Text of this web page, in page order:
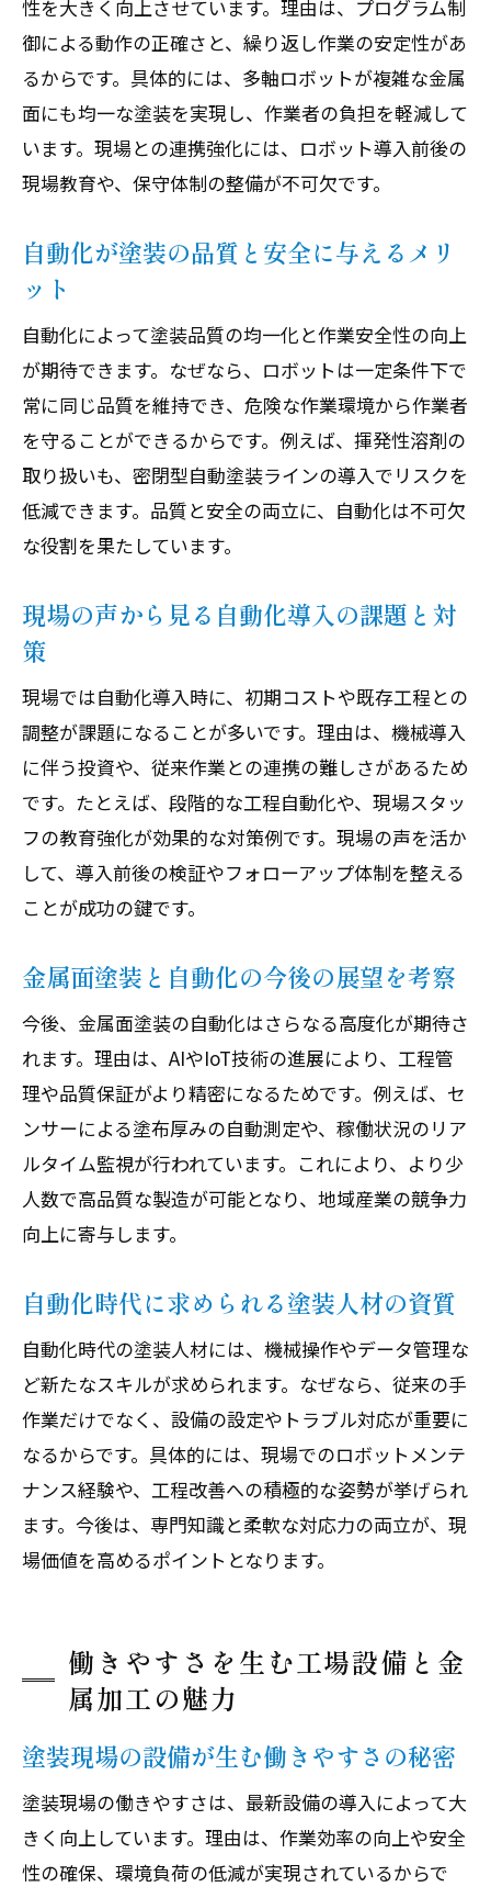
性を大きく向上させています。理由は、プログラム制
御による動作の正確さと、繰り返し作業の安定性があ
るからです。具体的には、多軸ロボットが複雑な金属
面にも均一な塗装を実現し、作業者の負担を軽減して
います。現場との連携強化には、ロボット導入前後の
現場教育や、保守体制の整備が不可欠です。
自動化が塗装の品質と安全に与えるメリ
ット
自動化によって塗装品質の均一化と作業安全性の向上
が期待できます。なぜなら、ロボットは一定条件下で
常に同じ品質を維持でき、危険な作業環境から作業者
を守ることができるからです。例えば、揮発性溶剤の
取り扱いも、密閉型自動塗装ラインの導入でリスクを
低減できます。品質と安全の両立に、自動化は不可欠
な役割を果たしています。
現場の声から見る自動化導入の課題と対
策
現場では自動化導入時に、初期コストや既存工程との
調整が課題になることが多いです。理由は、機械導入
に伴う投資や、従来作業との連携の難しさがあるため
です。たとえば、段階的な工程自動化や、現場スタッ
フの教育強化が効果的な対策例です。現場の声を活か
して、導入前後の検証やフォローアップ体制を整える
ことが成功の鍵です。
金属面塗装と自動化の今後の展望を考察
今後、金属面塗装の自動化はさらなる高度化が期待さ
れます。理由は、AIやIoT技術の進展により、工程管
理や品質保証がより精密になるためです。例えば、セ
ンサーによる塗布厚みの自動測定や、稼働状況のリア
ルタイム監視が行われています。これにより、より少
人数で高品質な製造が可能となり、地域産業の競争力
向上に寄与します。
自動化時代に求められる塗装人材の資質
自動化時代の塗装人材には、機械操作やデータ管理な
ど新たなスキルが求められます。なぜなら、従来の手
作業だけでなく、設備の設定やトラブル対応が重要に
なるからです。具体的には、現場でのロボットメンテ
ナンス経験や、工程改善への積極的な姿勢が挙げられ
ます。今後は、専門知識と柔軟な対応力の両立が、現
場価値を高めるポイントとなります。
働きやすさを生む工場設備と金
属加工の魅力
塗装現場の設備が生む働きやすさの秘密
塗装現場の働きやすさは、最新設備の導入によって大
きく向上しています。理由は、作業効率の向上や安全
性の確保、環境負荷の低減が実現されているからで